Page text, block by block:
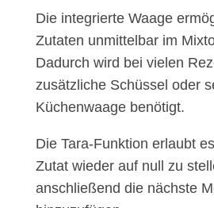
Die integrierte Waage
Zutaten unmittelbar im
Dadurch wird bei vielen
zusätzliche Schüssel oder
Küchenwaage benötigt.
Die Tara-Funktion erlaubt
Zutat wieder auf null zu
anschließend die nächste